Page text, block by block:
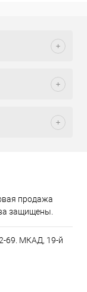
продажа
защищены.
69. МКАД, 19-й